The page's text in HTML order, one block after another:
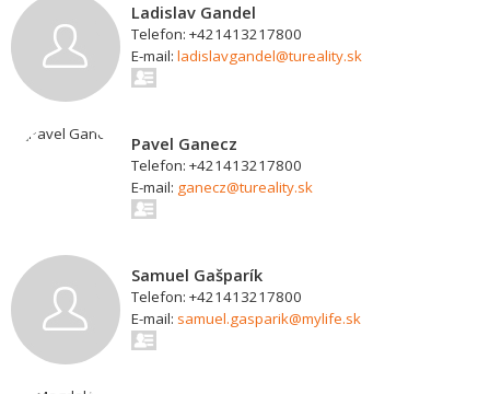
Ladislav Gandel
Telefon: +421413217800
E-mail: ladislavgandel@tureality.sk
Pavel Ganecz
Telefon: +421413217800
E-mail: ganecz@tureality.sk
Samuel Gašparík
Telefon: +421413217800
E-mail: samuel.gasparik@mylife.sk